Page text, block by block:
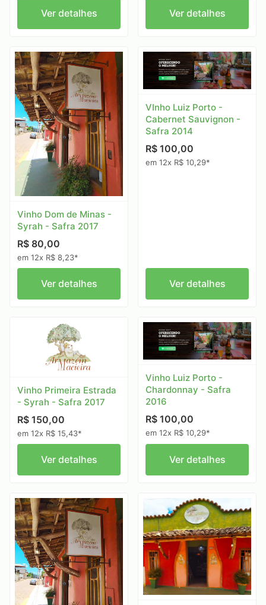
Ver detalhes Ver detalhes
Vinho Dom de Minas -
Syrah - Safra 2017
R$ 80,00
em 12x R$ 8,23*
Ver detalhes
VInho Luiz Porto -
Cabernet Sauvignon -
Safra 2014
R$ 100,00
em 12x R$ 10,29*
Ver detalhes
Vinho Primeira Estrada
- Syrah - Safra 2017
R$ 150,00
em 12x R$ 15,43*
Ver detalhes
Vinho Luiz Porto -
Chardonnay - Safra
2016
R$ 100,00
em 12x R$ 10,29*
Ver detalhes